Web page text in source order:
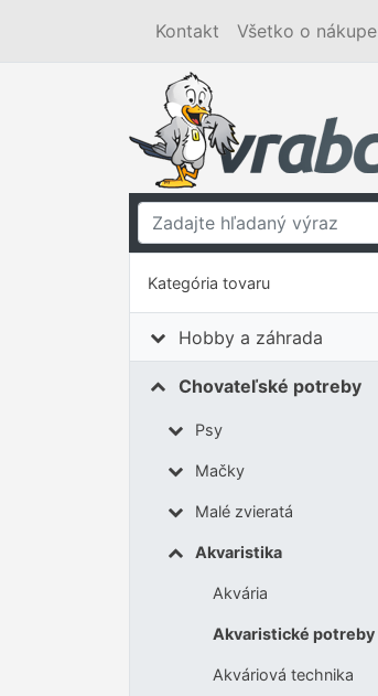
Kontakt Všetko o nákupe
Kategória tovaru
Hobby a záhrada
Chovateľské potreby
Psy
Mačky
Malé zvieratá
Akvaristika
Akvária
Akvaristické potreby
Akváriová technika